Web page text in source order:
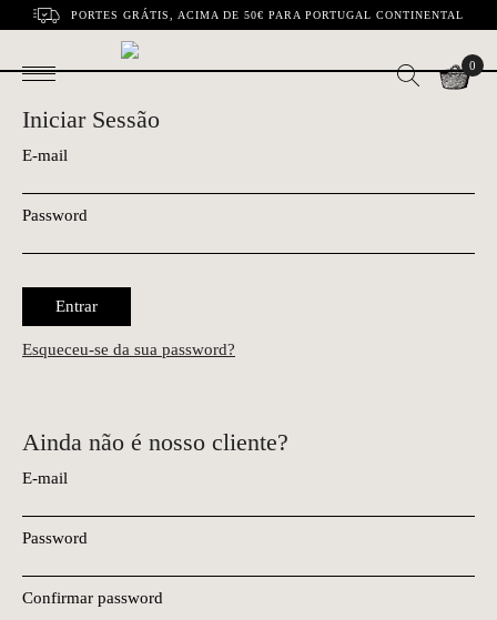
PORTES GRÁTIS, ACIMA DE 50€ PARA PORTUGAL CONTINENTAL
0
Iniciar Sessão
E-mail
Password
Entrar
Esqueceu-se da sua password?
Ainda não é nosso cliente?
E-mail
Password
Confirmar password